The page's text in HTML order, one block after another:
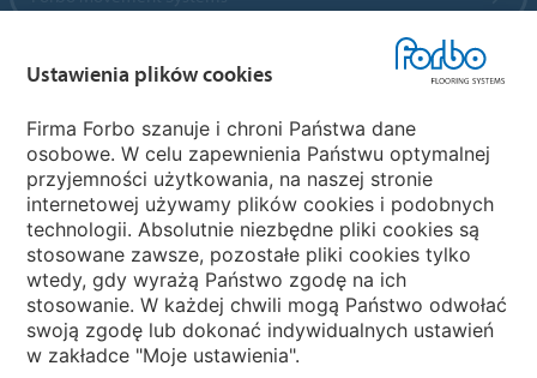
Wybierz kraj
My Forbo
NEWSLETTER
Ustawienia plików cookies
Firma Forbo szanuje i chroni Państwa dane
osobowe. W celu zapewnienia Państwu optymalnej
przyjemności użytkowania, na naszej stronie
internetowej używamy plików cookies i podobnych
technologii. Absolutnie niezbędne pliki cookies są
stosowane zawsze, pozostałe pliki cookies tylko
wtedy, gdy wyrażą Państwo zgodę na ich
stosowanie. W każdej chwili mogą Państwo odwołać
swoją zgodę lub dokonać indywidualnych ustawień
w zakładce "Moje ustawienia".